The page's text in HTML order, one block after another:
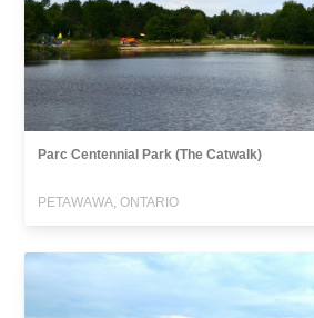
Parc Centennial Park (The Catwalk)
PETAWAWA, ONTARIO